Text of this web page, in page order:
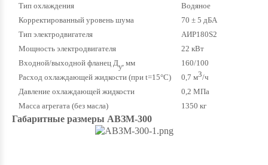
Тип охлаждения
Водяное
Корректированный уровень шума
70 ± 5 дБА
Тип электродвигателя
АИР180S2
Мощность электродвигателя
22 кВт
Входной/выходной фланец Ду, мм
160/100
Расход охлаждающей жидкости (при t=15°C)
0,7 м3/ч
Давление охлаждающей жидкости
0,2 МПа
Масса агрегата (без масла)
1350 кг
Габаритные размеры АВЗМ-300